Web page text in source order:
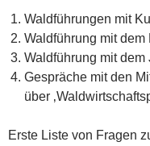
Waldführungen mit
Waldführung mit dem
Waldführung mit dem
Gespräche mit den
über
Erste Liste von Fragen